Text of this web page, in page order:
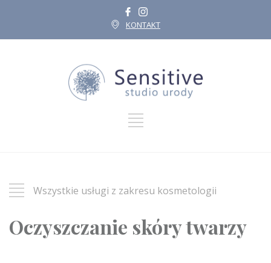
KONTAKT
Wszystkie usługi z zakresu kosmetologii
Oczyszczanie skóry twarzy